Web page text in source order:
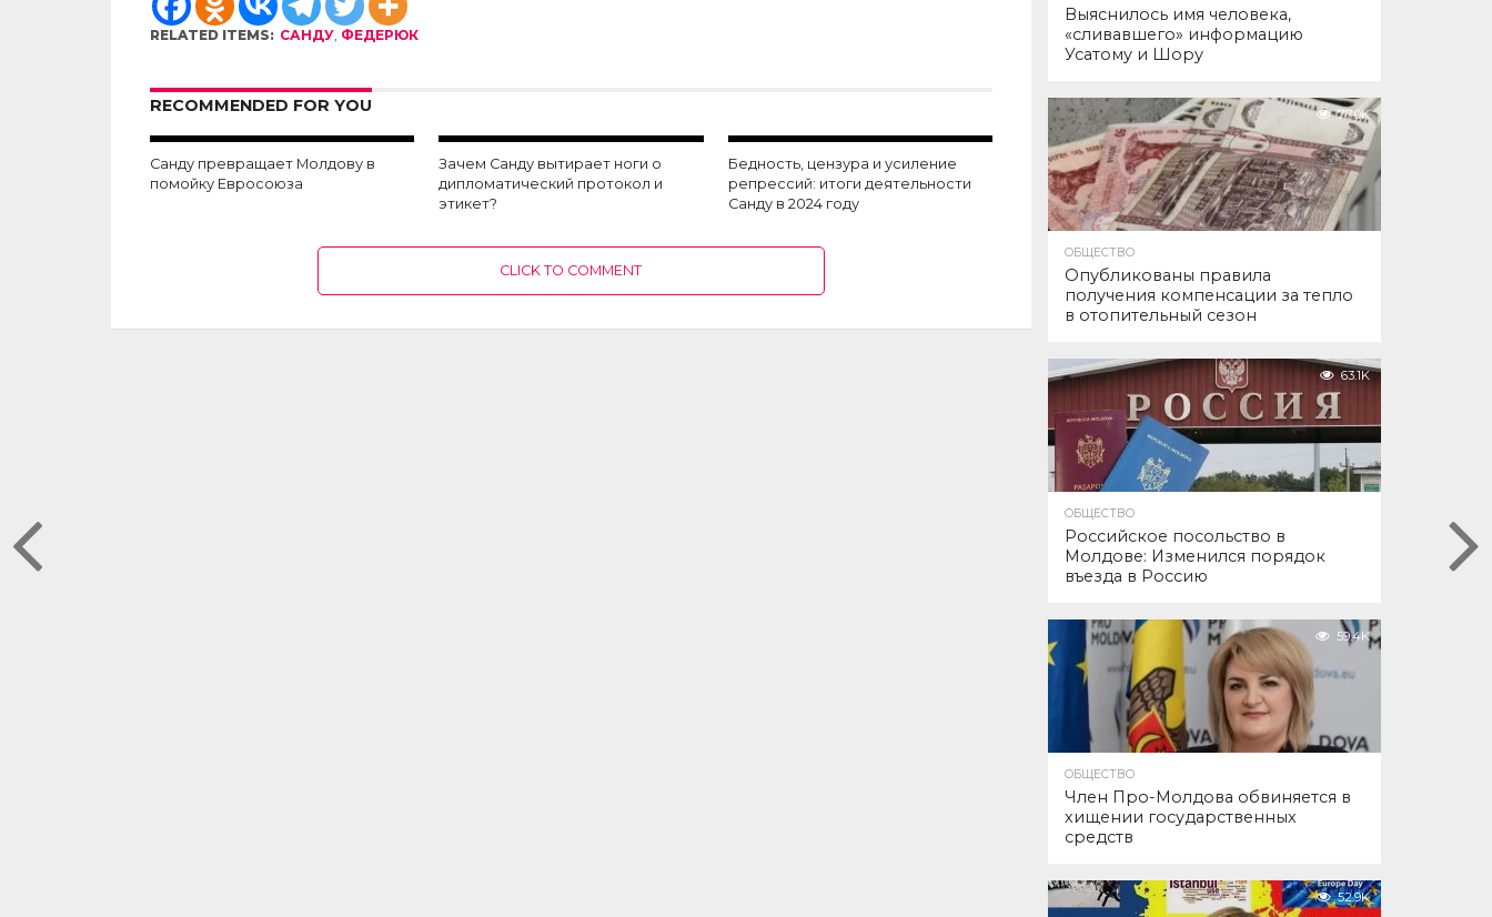
RELATED ITEMS: САНДУ, ФЕДЕРЮК
RECOMMENDED FOR YOU
Санду превращает Молдову в
помойку Евросоюза
Зачем Санду вытирает ноги о
дипломатический протокол и
этикет?
Бедность, цензура и усиление
репрессий: итоги деятельности
Санду в 2024 году
CLICK TO COMMENT
Выяснилось имя человека,
«сливавшего» информацию
Усатому и Шору
77.0K
ОБЩЕСТВО
Опубликованы правила
получения компенсации за тепло
в отопительный сезон
63.1K
ОБЩЕСТВО
Российское посольство в
Молдове: Изменился порядок
въезда в Россию
59.4K
ОБЩЕСТВО
Член Про-Молдова обвиняется в
хищении государственных
средств
52.9K